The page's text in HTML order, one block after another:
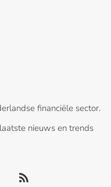
financiële sector.
nieuws en trends